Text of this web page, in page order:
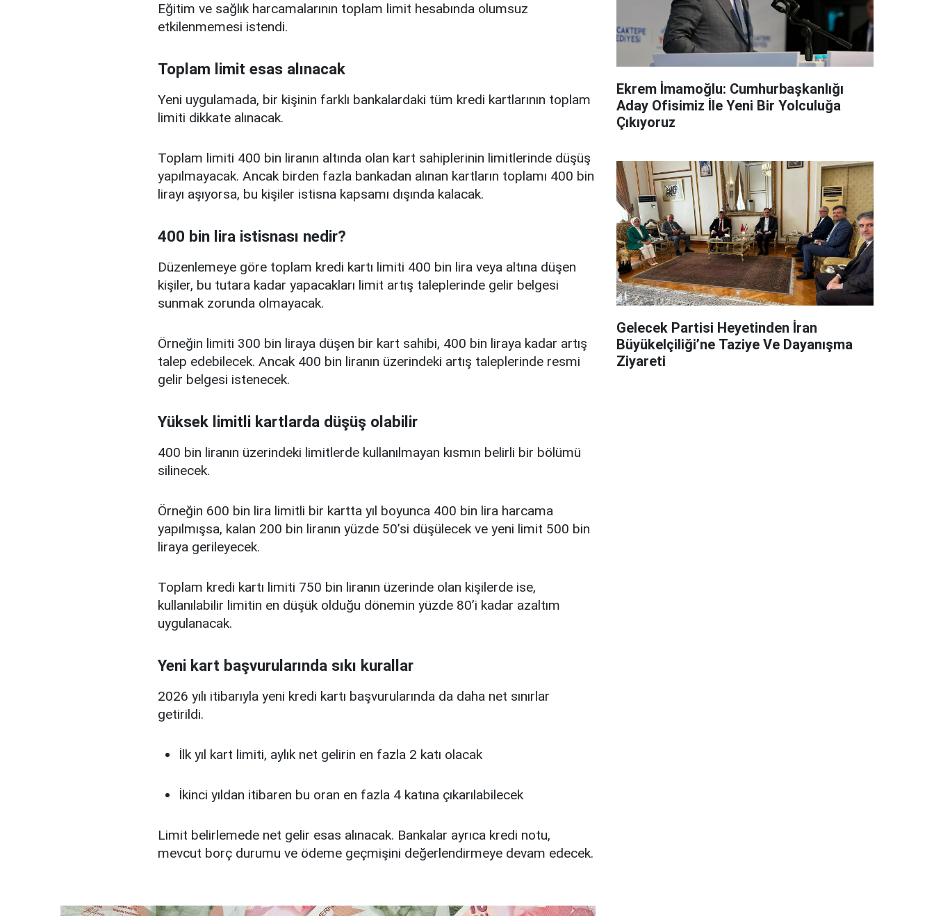
Eğitim ve sağlık harcamalarının toplam limit hesabında olumsuz
etkilenmemesi istendi.
Toplam limit esas alınacak
Yeni uygulamada, bir kişinin farklı bankalardaki tüm kredi kartlarının toplam
limiti dikkate alınacak.
Toplam limiti 400 bin liranın altında olan kart sahiplerinin limitlerinde düşüş
yapılmayacak. Ancak birden fazla bankadan alınan kartların toplamı 400 bin
lirayı aşıyorsa, bu kişiler istisna kapsamı dışında kalacak.
400 bin lira istisnası nedir?
Düzenlemeye göre toplam kredi kartı limiti 400 bin lira veya altına düşen
kişiler, bu tutara kadar yapacakları limit artış taleplerinde gelir belgesi
sunmak zorunda olmayacak.
Örneğin limiti 300 bin liraya düşen bir kart sahibi, 400 bin liraya kadar artış
talep edebilecek. Ancak 400 bin liranın üzerindeki artış taleplerinde resmi
gelir belgesi istenecek.
Yüksek limitli kartlarda düşüş olabilir
400 bin liranın üzerindeki limitlerde kullanılmayan kısmın belirli bir bölümü
silinecek.
Örneğin 600 bin lira limitli bir kartta yıl boyunca 400 bin lira harcama
yapılmışsa, kalan 200 bin liranın yüzde 50’si düşülecek ve yeni limit 500 bin
liraya gerileyecek.
Toplam kredi kartı limiti 750 bin liranın üzerinde olan kişilerde ise,
kullanılabilir limitin en düşük olduğu dönemin yüzde 80’i kadar azaltım
uygulanacak.
Yeni kart başvurularında sıkı kurallar
2026 yılı itibarıyla yeni kredi kartı başvurularında da daha net sınırlar
getirildi.
İlk yıl kart limiti, aylık net gelirin en fazla 2 katı olacak
İkinci yıldan itibaren bu oran en fazla 4 katına çıkarılabilecek
Limit belirlemede net gelir esas alınacak. Bankalar ayrıca kredi notu,
mevcut borç durumu ve ödeme geçmişini değerlendirmeye devam edecek.
Ekrem İmamoğlu: Cumhurbaşkanlığı
Aday Ofisimiz İle Yeni Bir Yolculuğa
Çıkıyoruz
Gelecek Partisi Heyetinden İran
Büyükelçiliği’ne Taziye Ve Dayanışma
Ziyareti